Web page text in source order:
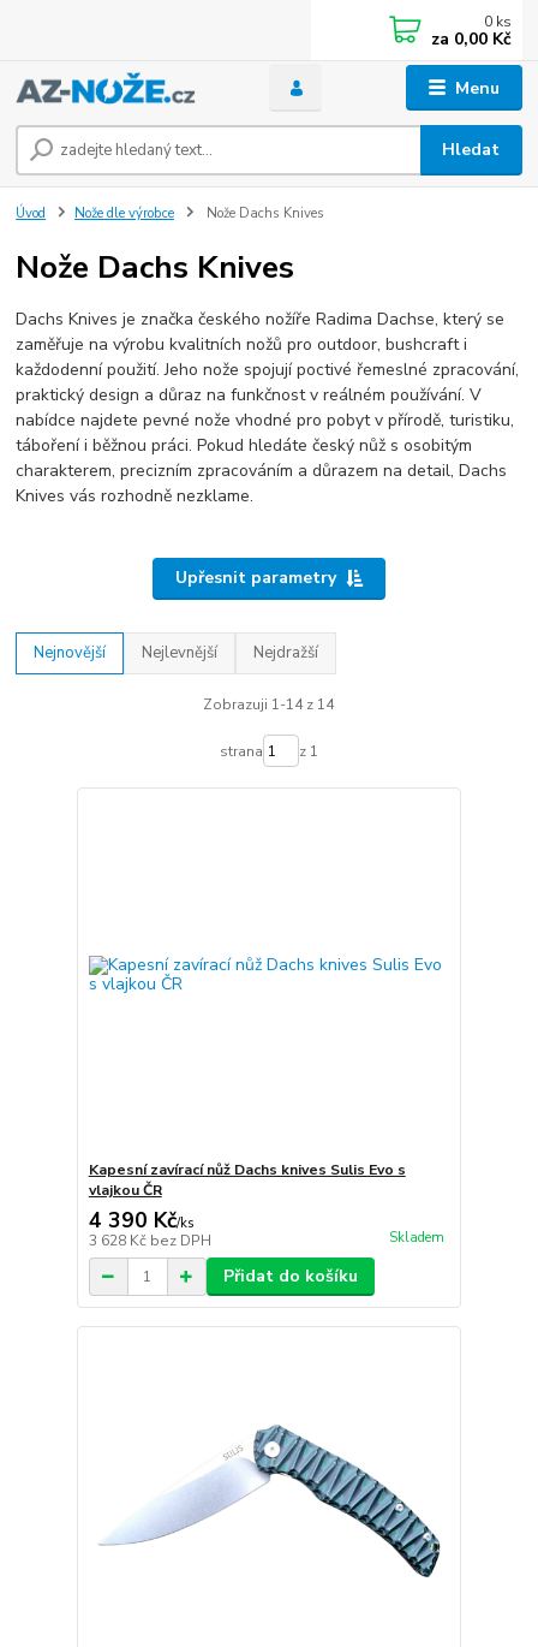
Menu
Hledat
0 ks
za 0,00 Kč
Úvod Nože dle výrobce Nože Dachs Knives
Nože Dachs Knives
Dachs Knives je značka českého nožíře Radima Dachse, který se
zaměřuje na výrobu kvalitních nožů pro outdoor, bushcraft i
každodenní použití. Jeho nože spojují poctivé řemeslné zpracování,
praktický design a důraz na funkčnost v reálném používání. V
nabídce najdete pevné nože vhodné pro pobyt v přírodě, turistiku,
táboření i běžnou práci. Pokud hledáte český nůž s osobitým
charakterem, precizním zpracováním a důrazem na detail, Dachs
Knives vás rozhodně nezklame.
Upřesnit parametry
Nejnovější Nejlevnější Nejdražší
Zobrazuji 1-14 z 14
strana z 1
Kapesní zavírací nůž Dachs knives Sulis Evo s
vlajkou ČR
4 390 Kč/ks
3 628 Kč bez DPH Skladem
Přidat do košíku